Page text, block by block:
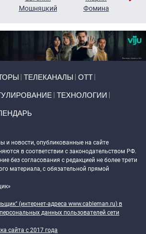
Мошняцкий
Фомина
ТЕЛЕКАНАЛЫ ОТТ
ТЕХНОЛОГИИ
и новости, опубликованные на сайте
в соответствии с законодательством РФ.
без согласования с редакцией не более трети
материала, с обязательной прямой
(интернет-адреса www.cableman.ru) в
данных пользователей сети
сайта c 2017 года